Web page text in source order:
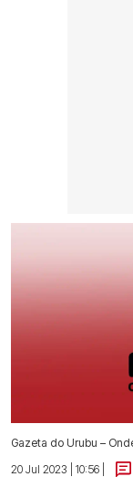
Gazeta do Urubu –
20 Jul 2023 | 10:56 |